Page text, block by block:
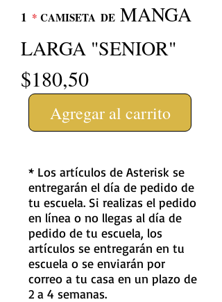
Agregar al carrito
1 * CAMISETA DE MANGA
LARGA "SENIOR"
$180,50
* Los artículos de Asterisk se
entregarán el día de pedido de
tu escuela. Si realizas el pedido
en línea o no llegas al día de
pedido de tu escuela, los
artículos se entregarán en tu
escuela o se enviarán por
correo a tu casa en un plazo de
2 a 4 semanas.